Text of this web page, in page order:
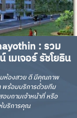
: รวม
มเจอร์ รัชโยธิน
มห้องสวย ดี มีคุณภาพ
พร้อมบริการด้วยทีม
บถามเจ้าหน้าที่ หรือ
บริการคุณ